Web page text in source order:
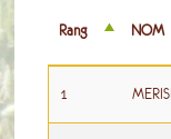
Rang NOM
1